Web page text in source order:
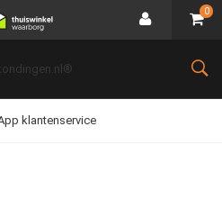
0
klantenservice